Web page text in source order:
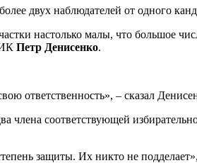
двух наблюдателей от одного
настолько малы, что большое
Петр Денисенко.
ответственность», – сказал
члена соответствующей
защиты. Их никто не